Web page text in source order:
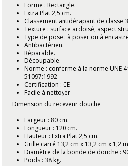
Forme : Rectangle.
Extra Plat 2,5 cm.
Classement antidérapant de classe
Texture : surface ardoisé, aspect
Type de pose : à poser ou à
Antibactérien.
Réparable.
Découpable.
Norme : conforme à la norme UNE
51097:1992
Certification : CE
Facile à nettoyer
Dimension du receveur douche
Largeur : 80 cm.
Longueur : 120 cm.
Hauteur : Extra Plat 2,5 cm.
Grille carré 13,2 cm x 13,2 cm x 1,2
Diamètre de la bonde de douche :
Poids : 38 kg.